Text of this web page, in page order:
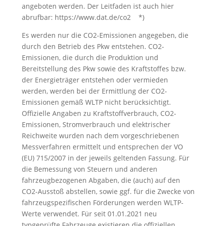
angeboten werden. Der Leitfaden ist auch hier
abrufbar: https://www.dat.de/co2 *)
Es werden nur die CO2-Emissionen angegeben, die
durch den Betrieb des Pkw entstehen. CO2-
Emissionen, die durch die Produktion und
Bereitstellung des Pkw sowie des Kraftstoffes bzw.
der Energieträger entstehen oder vermieden
werden, werden bei der Ermittlung der CO2-
Emissionen gemäß WLTP nicht berücksichtigt.
Offizielle Angaben zu Kraftstoffverbrauch, CO2-
Emissionen, Stromverbrauch und elektrischer
Reichweite wurden nach dem vorgeschriebenen
Messverfahren ermittelt und entsprechen der VO
(EU) 715/2007 in der jeweils geltenden Fassung. Für
die Bemessung von Steuern und anderen
fahrzeugbezogenen Abgaben, die (auch) auf den
CO2-Ausstoß abstellen, sowie ggf. für die Zwecke von
fahrzeugspezifischen Förderungen werden WLTP-
Werte verwendet. Für seit 01.01.2021 neu